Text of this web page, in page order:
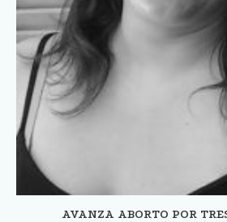
AVANZA ABORTO POR